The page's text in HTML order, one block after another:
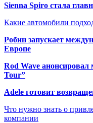
Sienna Spiro стала
Какие автомобили
Робин запускает
Европе
Rod Wave
Tour”
Adele готовит
Что нужно знать о
компании